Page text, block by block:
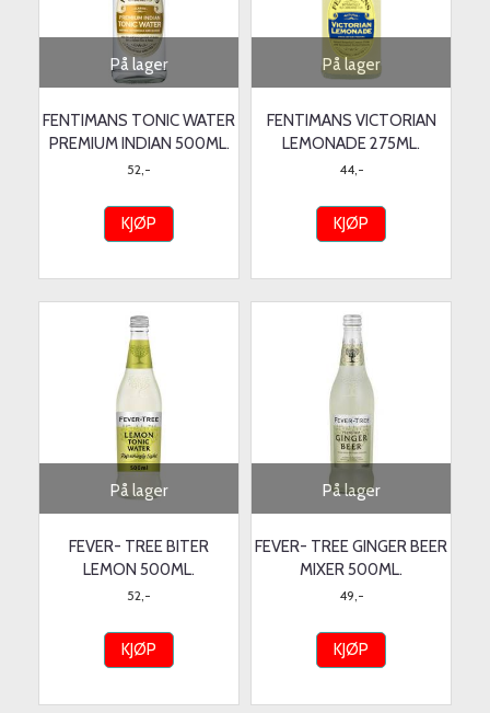
På lager
FENTIMANS TONIC WATER
PREMIUM INDIAN 500ML.
52,-
KJØP
På lager
FENTIMANS VICTORIAN
LEMONADE 275ML.
44,-
KJØP
På lager
FEVER- TREE BITER
LEMON 500ML.
52,-
KJØP
På lager
FEVER- TREE GINGER BEER
MIXER 500ML.
49,-
KJØP